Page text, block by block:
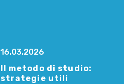
16.03.2026
Il metodo di studio:
strategie utili